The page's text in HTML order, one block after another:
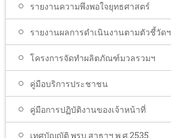
รายงานความพึงพอใจยุทธศาสตร์
รายงานผลการดำเนินงานตามตัวชี้วัดฯ
โครงการจัดทำผลิตภัณฑ์มวลรวมฯ
คู่มือบริการประชาชน
คู่มือการปฏิบัติงานของเจ้าหน้าที่
เทศบัญญัติ พรบ.สาธาฯ พ.ศ.2535